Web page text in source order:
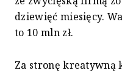
dziewięć miesięcy.
to 10 mln zł.
Za stronę kreatywną